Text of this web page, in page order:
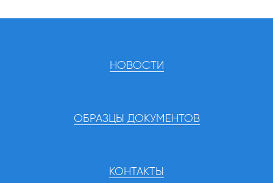
НОВОСТИ
ОБРАЗЦЫ ДОКУМЕНТОВ
КОНТАКТЫ